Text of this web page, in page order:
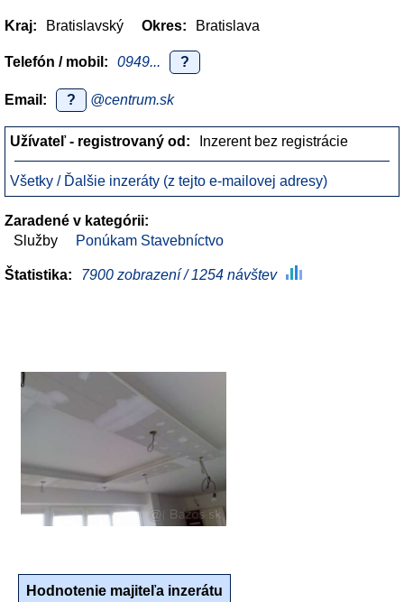
Kraj: Bratislavský Okres: Bratislava
Telefón / mobil: 0949... ?
Email: ? @centrum.sk
Užívateľ - registrovaný od: Inzerent bez registrácie
Všetky / Ďalšie inzeráty (z tejto e-mailovej adresy)
Zaradené v kategórii:
Služby
Ponúkam Stavebníctvo
Štatistika: 7900 zobrazení / 1254 návštev
Hodnotenie majiteľa inzerátu